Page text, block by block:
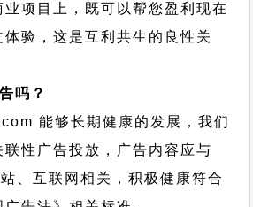
项目上，既可以帮您盈利现在
验，这是互利共生的良性关
吗？
能够长期健康的发展，我们
性广告投放，广告内容应与
、互联网相关，积极健康符合